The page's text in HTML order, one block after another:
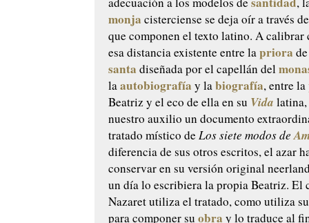
monja cisterciense se deja oír a través
que componen el texto latino. A calibrar
esa distancia existente entre lapriora
santa diseñada por el capellán del
laautobiografía y labiografía, entre la
Beatriz y el eco de ella en su Vida latina,
nuestro auxilio un documento
tratado místico deLos siete modos de
diferencia de sus otros escritos, el azar
conservar en su versión original
un día lo escribiera la propia Beatriz. El
Nazaret utiliza el tratado, como utiliza
para componer suobra y lo traduce al